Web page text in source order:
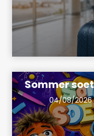
Sommer
04/08/2026